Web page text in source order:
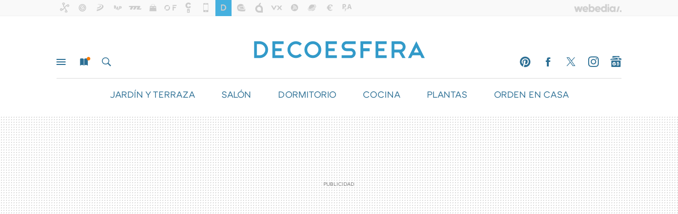
JARDÍN Y TERRAZA SALÓN DORMITORIO COCINA PLANTAS ORDEN EN CASA
ILUMINACIÓN